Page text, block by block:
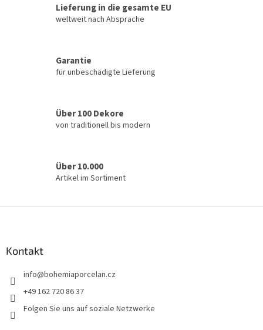
Lieferung in die gesamte EU
weltweit nach Absprache
Garantie
für unbeschädigte Lieferung
Über 100 Dekore
von traditionell bis modern
Über 10.000
Artikel im Sortiment
Kontakt
info@bohemiaporcelan.cz
+49 162 720 86 37
Folgen Sie uns auf soziale Netzwerke